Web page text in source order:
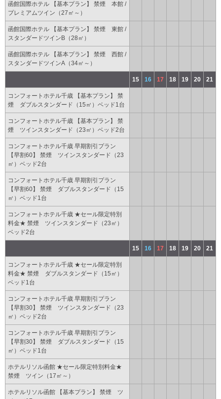
函館国際ホテル 【基本プラン】 禁煙 本館 /
プレミアムツイン（27㎡～）
函館国際ホテル 【基本プラン】 禁煙 東館 /
スタンダードツインB（28㎡）
函館国際ホテル 【基本プラン】 禁煙 西館 /
スタンダードツインA（34㎡～）
15 16 17 18 19 20 21
コンフォートホテル千歳 【基本プラン】 禁
煙 ダブルスタンダード（15㎡）ベッド1台
コンフォートホテル千歳 【基本プラン】 禁
煙 ツインスタンダード（23㎡）ベッド2台
コンフォートホテル千歳 早期割引プラン
【早割60】 禁煙 ツインスタンダード（23
㎡）ベッド2台
コンフォートホテル千歳 早期割引プラン
【早割60】 禁煙 ダブルスタンダード（15
㎡）ベッド1台
コンフォートホテル千歳 ★セール限定特別
料金★ 禁煙 ツインスタンダード（23㎡）
ベッド2台
15 16 17 18 19 20 21
コンフォートホテル千歳 ★セール限定特別
料金★ 禁煙 ダブルスタンダード（15㎡）
ベッド1台
コンフォートホテル千歳 早期割引プラン
【早割30】 禁煙 ツインスタンダード（23
㎡）ベッド2台
コンフォートホテル千歳 早期割引プラン
【早割30】 禁煙 ダブルスタンダード（15
㎡）ベッド1台
ホテルリソル函館 ★セール限定特別料金★
禁煙 ツイン（17㎡～）
ホテルリソル函館 【基本プラン】 禁煙 ツ